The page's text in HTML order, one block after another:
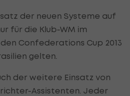
der neuen Systeme auf
für die Klub-WM im
Confederations Cup 2013
gelten.
der weitere Einsatz von
Assistenten. Jeder